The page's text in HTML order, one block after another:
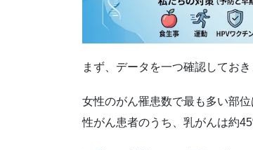
まず、データを一つ確認しておき
女性のがん罹患数で最も多い部
性がん患者のうち、乳がんは約